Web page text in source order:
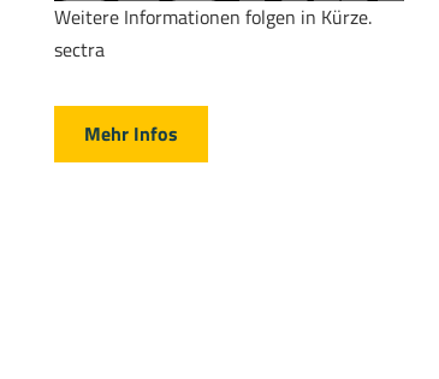
Weitere Informationen folgen in Kürze.
sectra
Mehr Infos